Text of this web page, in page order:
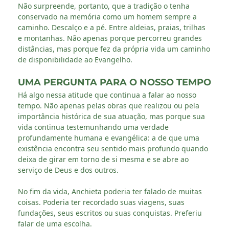
Não surpreende, portanto, que a tradição o tenha
conservado na memória como um homem sempre a
caminho. Descalço e a pé. Entre aldeias, praias, trilhas
e montanhas. Não apenas porque percorreu grandes
distâncias, mas porque fez da própria vida um caminho
de disponibilidade ao Evangelho.
UMA PERGUNTA PARA O NOSSO TEMPO
Há algo nessa atitude que continua a falar ao nosso
tempo. Não apenas pelas obras que realizou ou pela
importância histórica de sua atuação, mas porque sua
vida continua testemunhando uma verdade
profundamente humana e evangélica: a de que uma
existência encontra seu sentido mais profundo quando
deixa de girar em torno de si mesma e se abre ao
serviço de Deus e dos outros.
No fim da vida, Anchieta poderia ter falado de muitas
coisas. Poderia ter recordado suas viagens, suas
fundações, seus escritos ou suas conquistas. Preferiu
falar de uma escolha.